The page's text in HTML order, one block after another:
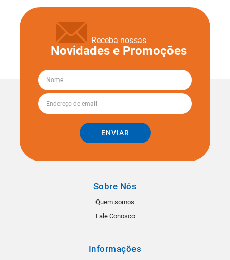
Receba nossas
Novidades e Promoções
ENVIAR
Sobre Nós
Quem somos
Fale Conosco
Informações